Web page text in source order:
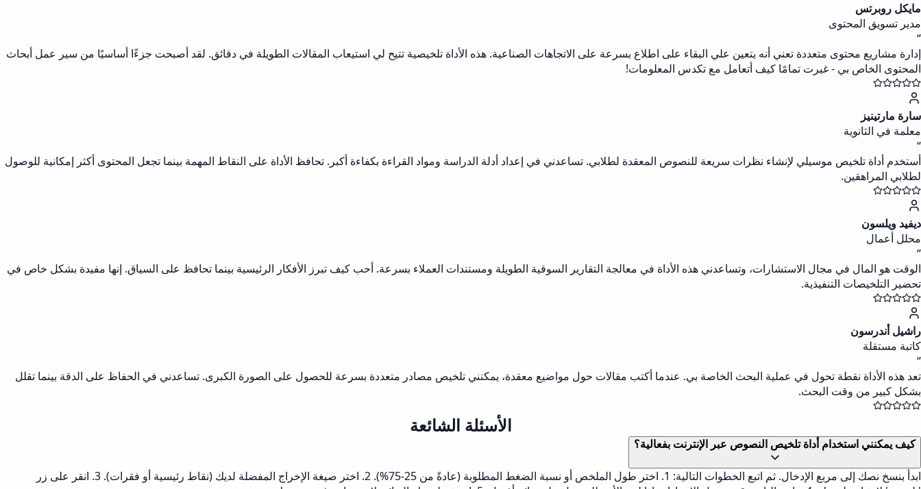
مايكل روبرتس
مدير تسويق المحتوى
“
إدارة مشاريع محتوى متعددة تعني أنه يتعين علي البقاء على اطلاع بسرعة على الاتجاهات الصناعية. هذه الأداة تلخيصية تتيح لي استيعاب المقالات الطويلة في دقائق. لقد أصبحت جزءًا أساسيًا من سير عمل أبحاث
المحتوى الخاص بي - غيرت تمامًا كيف أتعامل مع تكدس المعلومات!
سارة مارتينيز
معلمة في الثانوية
“
أستخدم أداة تلخيص موسيلي لإنشاء نظرات سريعة للنصوص المعقدة لطلابي. تساعدني في إعداد أدلة الدراسة ومواد القراءة بكفاءة أكبر. تحافظ الأداة على النقاط المهمة بينما تجعل المحتوى أكثر إمكانية للوصول
لطلابي المراهقين.
ديفيد ويلسون
محلل أعمال
“
الوقت هو المال في مجال الاستشارات، وتساعدني هذه الأداة في معالجة التقارير السوقية الطويلة ومستندات العملاء بسرعة. أحب كيف تبرز الأفكار الرئيسية بينما تحافظ على السياق. إنها مفيدة بشكل خاص في
تحضير التلخيصات التنفيذية.
راشيل أندرسون
كاتبة مستقلة
“
تعد هذه الأداة نقطة تحول في عملية البحث الخاصة بي. عندما أكتب مقالات حول مواضيع معقدة، يمكنني تلخيص مصادر متعددة بسرعة للحصول على الصورة الكبرى. تساعدني في الحفاظ على الدقة بينما تقلل
بشكل كبير من وقت البحث.
الأسئلة الشائعة
كيف يمكنني استخدام أداة تلخيص النصوص عبر الإنترنت بفعالية؟
ابدأ بنسخ نصك إلى مربع الإدخال. ثم اتبع الخطوات التالية: 1. اختر طول الملخص أو نسبة الضغط المطلوبة (عادةً من 25-75%). 2. اختر صيغة الإخراج المفضلة لديك (نقاط رئيسية أو فقرات). 3. انقر على زر